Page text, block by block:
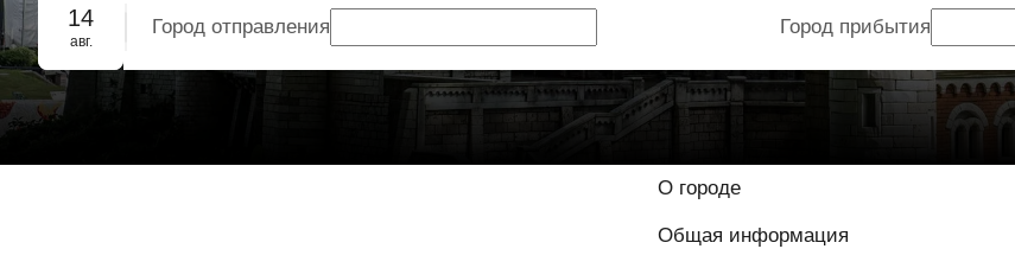
Групповое бронирование
14
авг.
Город отправления Город прибытия
О городе
Общая информация